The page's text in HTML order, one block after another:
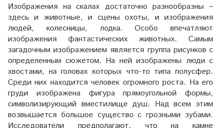
Изображения на скалах достаточно разнообразны –
здесь и животные, и сцены охоты, и изображения
людей, колесницы, лодка. Особо впечатляют
изображения фантастических животных. Самым
загадочным изображением является группа рисунков с
определенным сюжетом. На ней изображены люди с
хвостами, на головах которых что-то типа полусфер.
Среди них находится человек огромного роста. На его
груди изображена фигура прямоугольной формы,
символизирующий вместилище душ. Над всем этим
возвышается большое существо с грозными зубами.
Исследователи предполагают, что на камне